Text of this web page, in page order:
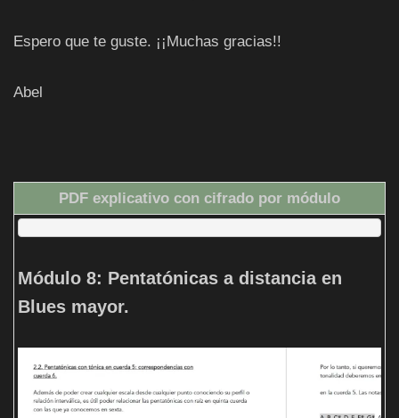
Espero que te guste. ¡¡Muchas gracias!!
Abel
PDF explicativo con cifrado por módulo
Módulo 8: Pentatónicas a distancia en
Blues mayor.